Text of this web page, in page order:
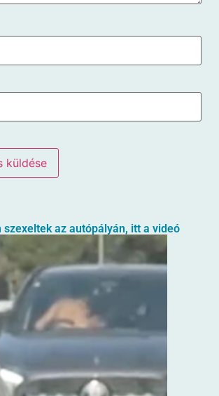
szexeltek az autópályán, itt a videó